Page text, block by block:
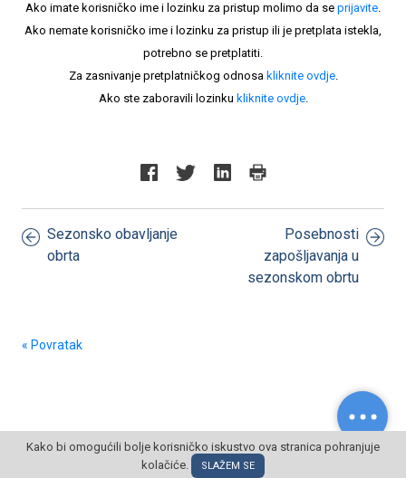
Ako imate korisničko ime i lozinku za pristup molimo da se prijavite.
Ako nemate korisničko ime i lozinku za pristup ili je pretplata istekla,
potrebno se pretplatiti.
Za zasnivanje pretplatničkog odnosa kliknite ovdje.
Ako ste zaboravili lozinku kliknite ovdje.
Sezonsko obavljanje
obrta
Posebnosti
zapošljavanja u
sezonskom obrtu
« Povratak
© POSLOVNI OBLAK Sva prava pridržana
Kako bi omogućili bolje korisničko iskustvo ova stranica pohranjuje
kolačiće.
SLAŽEM SE